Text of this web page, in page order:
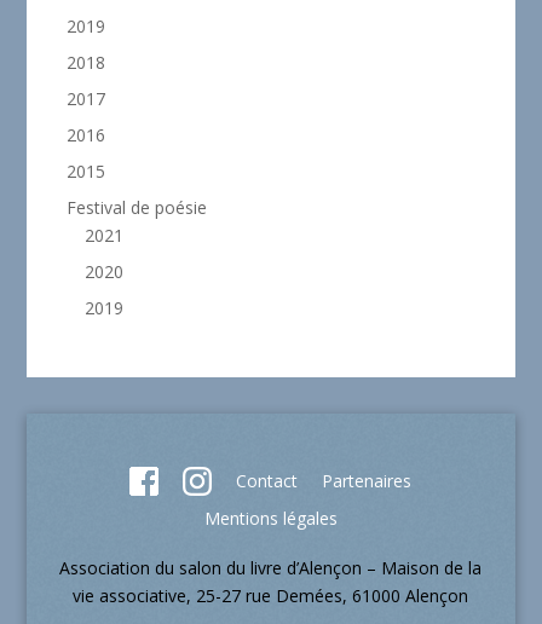
2019
2018
2017
2016
2015
Festival de poésie
2021
2020
2019
Contact
Partenaires
Mentions légales
Association du salon du livre d’Alençon – Maison de la
vie associative, 25-27 rue Demées, 61000 Alençon